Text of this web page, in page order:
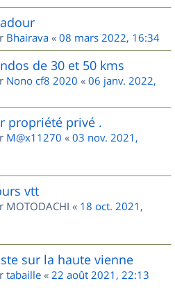
Bhairava « 08 mars 2022, 16:34
de 30 et 50 kms
Nono cf8 2020 « 06 janv. 2022,
propriété privé .
M@x11270 « 03 nov. 2021,
vtt
MOTODACHI « 18 oct. 2021,
sur la haute vienne
tabaille « 22 août 2021, 22:13